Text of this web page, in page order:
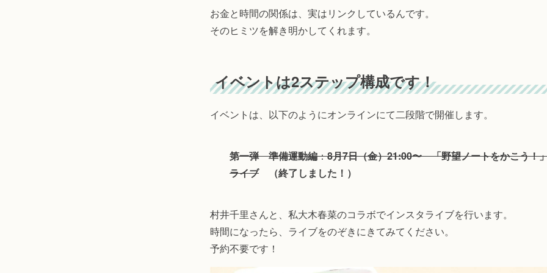
お金と時間の関係は、実はリンクしているんです。
そのヒミツを解き明かしてくれます。
イベントは2ステップ構成です！
イベントは、以下のようにオンラインにて二段階で開催します。
第一弾 準備運動編：8月7日（金）21:00〜 「野望ノートをかこう！
ライブ
（終了しました！）
村井千里さんと、私大木春菜のコラボでインスタライブを行います。
時間になったら、ライブをのぞきにきてみてください。
予約不要です！